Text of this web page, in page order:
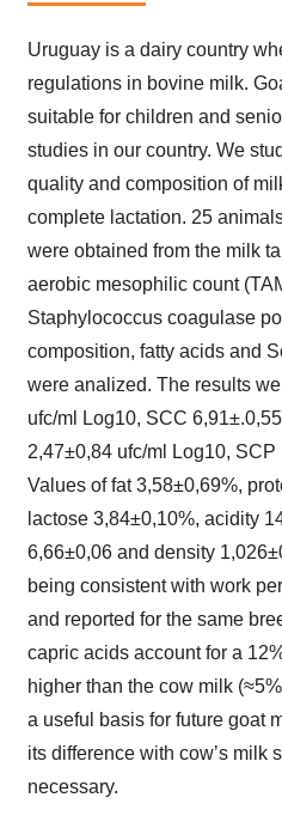
Uruguay is a dairy country
regulations in bovine milk.
suitable for children and
studies in our country. We
quality and composition of
complete lactation. 25
were obtained from the milk
aerobic mesophilic count
Staphylococcus coagulase
composition, fatty acids and
were analized. The results
ufc/ml Log10, SCC
2,47±0,84 ufc/ml Log10,
Values of fat 3,58±0,69%,
lactose 3,84±0,10%, acidity
6,66±0,06 and density
being consistent with work
and reported for the same
capric acids account for a
higher than the cow milk
a useful basis for future goat
its difference with cow’s milk
necessary.